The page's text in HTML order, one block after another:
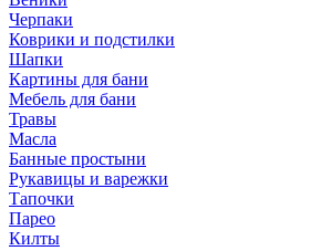
Черпаки
Коврики и подстилки
Шапки
Картины для бани
Мебель для бани
Травы
Масла
Банные простыни
Рукавицы и варежки
Тапочки
Парео
Килты